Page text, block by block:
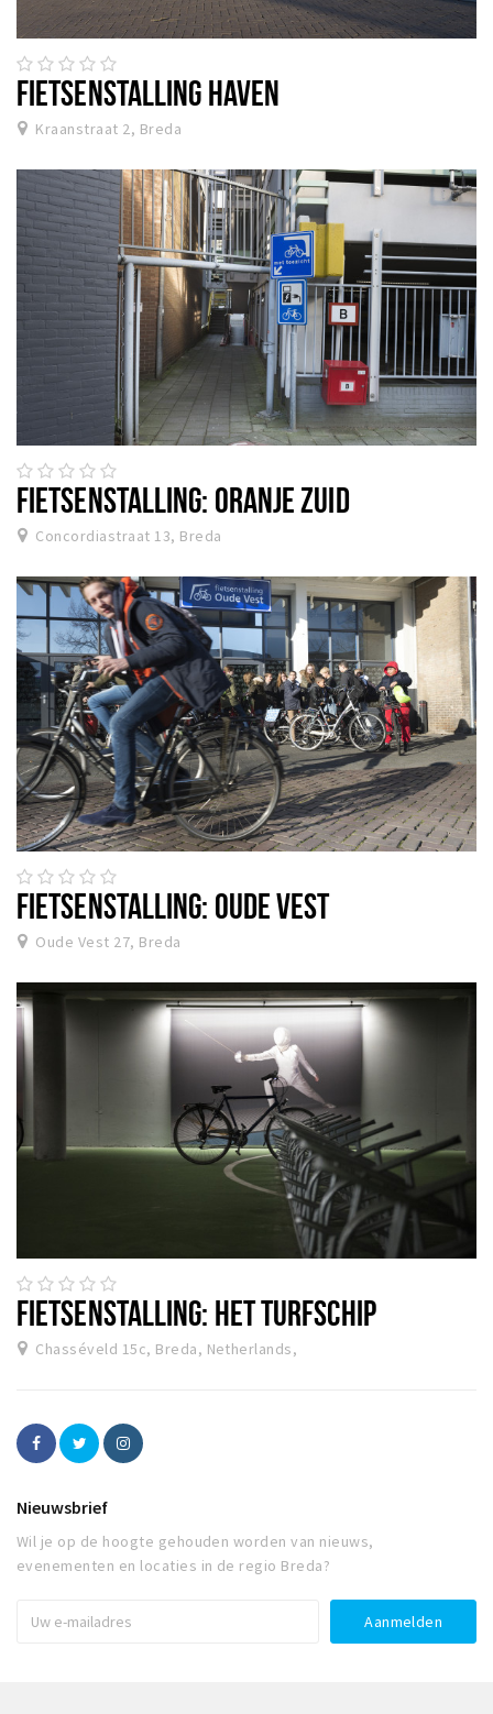
FIETSENSTALLING HAVEN
Kraanstraat 2, Breda
FIETSENSTALLING: ORANJE ZUID
Concordiastraat 13, Breda
FIETSENSTALLING: OUDE VEST
Oude Vest 27, Breda
FIETSENSTALLING: HET TURFSCHIP
Chasséveld 15c, Breda, Netherlands,
Nieuwsbrief
Wil je op de hoogte gehouden worden van nieuws,
evenementen en locaties in de regio Breda?